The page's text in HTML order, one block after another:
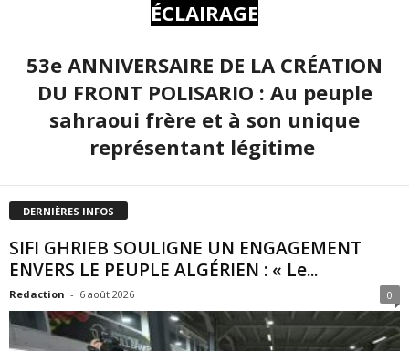
ÉCLAIRAGE
53e ANNIVERSAIRE DE LA CRÉATION
DU FRONT POLISARIO : Au peuple
sahraoui frère et à son unique
représentant légitime
DERNIÈRES INFOS
SIFI GHRIEB SOULIGNE UN ENGAGEMENT
ENVERS LE PEUPLE ALGÉRIEN : « Le...
Redaction - 6 août 2026 0